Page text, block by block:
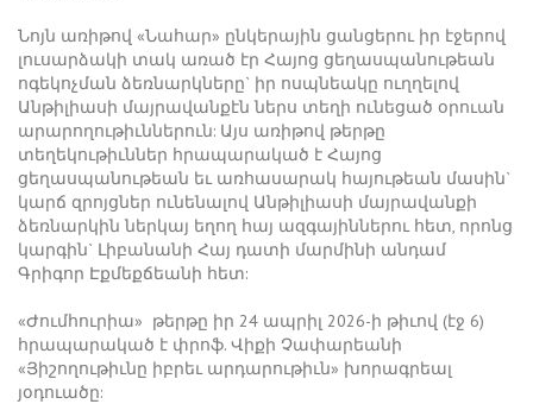
Նոյն առիթով «Նահար» ընկերային ցանցերու իր էջերով
լուսարձակի տակ առած էր Հայոց ցեղասպանութեան
ոգեկոչման ձեռնարկները` իր ոսպնեակը ուղղելով
Անթիլիասի մայրավանքէն ներս տեղի ունեցած օրուան
արարողութիւններուն: Այս առիթով թերթը
տեղեկութիւններ հրապարակած է Հայոց
ցեղասպանութեան եւ առհասարակ հայութեան մասին`
կարճ զրոյցներ ունենալով Անթիլիասի մայրավանքի
ձեռնարկին ներկայ եղող հայ ազգայիններու հետ, որոնց
կարգին` Լիբանանի Հայ դատի մարմինի անդամ
Գրիգոր Էքմեքճեանի հետ:
«Ժումհուրիա» թերթը իր 24 ապրիլ 2026-ի թիւով (էջ 6)
հրապարակած է փրոֆ. Վիքի Չափարեանի
«Յիշողութիւնը իբրեւ արդարութիւն» խորագրեալ
յօդուածը: